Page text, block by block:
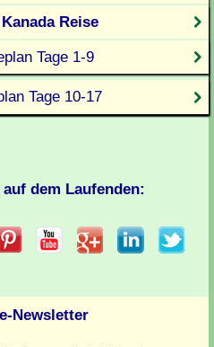
Reise
Tage 1-9
Tage 10-17
dem Laufenden:
Newsletter